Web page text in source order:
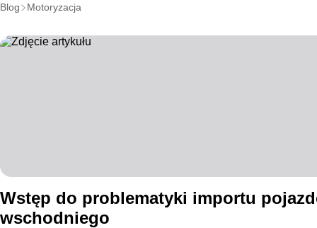
Blog
Motoryzacja
Wstęp do problematyki importu
wschodniego